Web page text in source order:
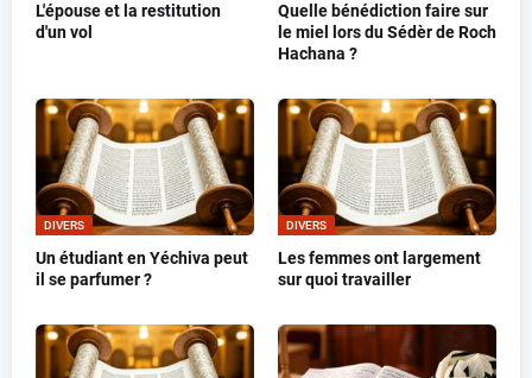
L'épouse et la restitution
d'un vol
Quelle bénédiction faire sur
le miel lors du Sédèr de Roch
Hachana ?
DIVERS
Un étudiant en Yéchiva peut
il se parfumer ?
DIVERS
Les femmes ont largement
sur quoi travailler